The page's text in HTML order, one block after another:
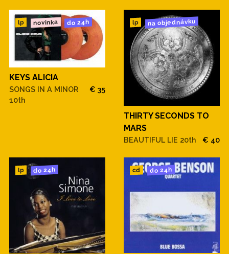
lp novinka do 24h
KEYS ALICIA
SONGS IN A MINOR
10th
€ 35
lp na objednávku
THIRTY SECONDS TO
MARS
BEAUTIFUL LIE 20th € 40
lp do 24h cd do 24h